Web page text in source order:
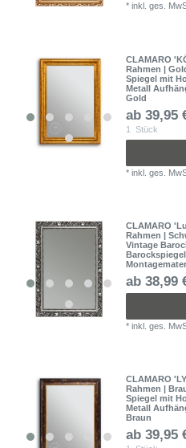
*inkl. ges.
CLAMARO
Rahmen |
Spiegel mit
Metall
Gold
ab 39,95
1 Stück
*inkl. ges.
CLAMARO
Rahmen |
Vintage
ab 38,99
*inkl. ges.
CLAMARO
Rahmen |
Spiegel mit
Metall
Braun
ab 39,95